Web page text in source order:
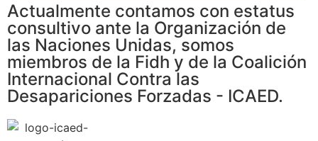
Actualmente contamos con estatus
consultivo ante la Organización de
las Naciones Unidas, somos
miembros de la Fidh y de la Coalición
Internacional Contra las
Desapariciones Forzadas - ICAED.